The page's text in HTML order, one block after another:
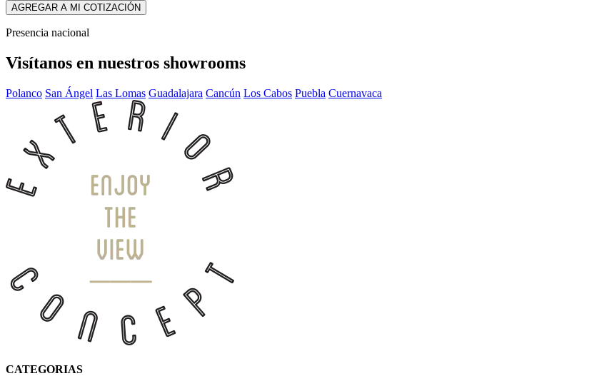
AGREGAR A MI COTIZACIÓN
Presencia nacional
Visítanos en nuestros showrooms
Polanco San Ángel Las Lomas Guadalajara Cancún Los Cabos Puebla Cuernavaca
CATEGORIAS